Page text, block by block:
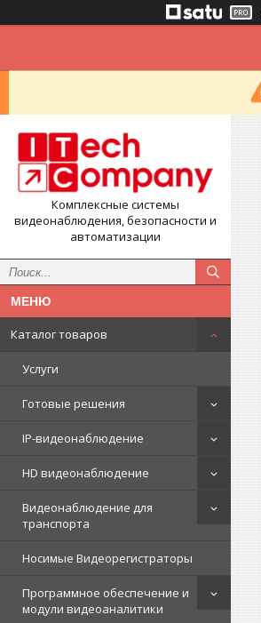
Комплексные системы
видеонаблюдения, безопасности и
автоматизации
Каталог товаров
Услуги
Готовые решения
IP-видеонаблюдение
HD видеонаблюдение
Видеонаблюдение для
транспорта
Носимые Видеорегистраторы
Программное обеспечение и
модули видеоаналитики